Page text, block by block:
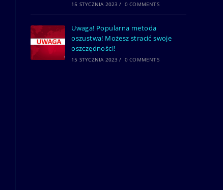
15 STYCZNIA 2023 / 0 COMMENTS
Uwaga! Popularna metoda
oszustwa! Możesz stracić swoje
oszczędności!
15 STYCZNIA 2023 / 0 COMMENTS